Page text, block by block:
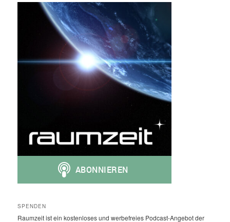
SPENDEN
Raumzeit ist ein kostenloses und werbefreies Podcast-Angebot der